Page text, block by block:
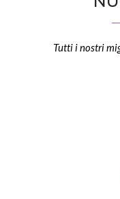
Tutti i nostri